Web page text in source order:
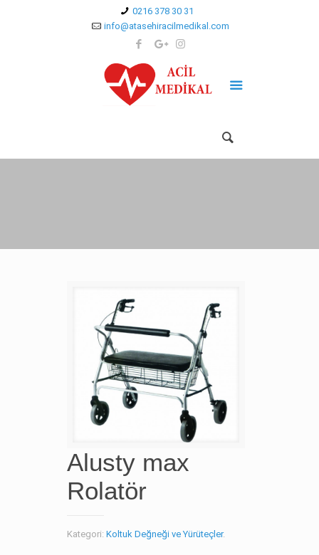
0216 378 30 31
info@atasehiracilmedikal.com
Alusty max
Rolatör
Kategori: Koltuk Değneği ve Yürüteçler.